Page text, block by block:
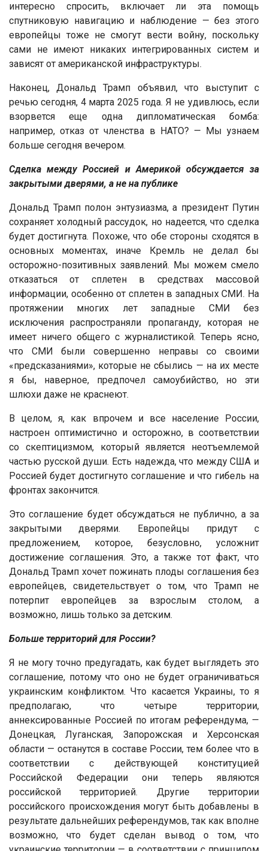
интересно спросить, включает ли эта помощь
спутниковую навигацию и наблюдение — без этого
европейцы тоже не смогут вести войну, поскольку
сами не имеют никаких интегрированных систем и
зависят от американской инфраструктуры.
Наконец, Дональд Трамп объявил, что выступит с
речью сегодня, 4 марта 2025 года. Я не удивлюсь, если
взорвется еще одна дипломатическая бомба:
например, отказ от членства в НАТО? — Мы узнаем
больше сегодня вечером.
Сделка между Россией и Америкой обсуждается за
закрытыми дверями, а не на публике
Дональд Трамп полон энтузиазма, а президент Путин
сохраняет холодный рассудок, но надеется, что сделка
будет достигнута. Похоже, что обе стороны сходятся в
основных моментах, иначе Кремль не делал бы
осторожно-позитивных заявлений. Мы можем смело
отказаться от сплетен в средствах массовой
информации, особенно от сплетен в западных СМИ. На
протяжении многих лет западные СМИ без
исключения распространяли пропаганду, которая не
имеет ничего общего с журналистикой. Теперь ясно,
что СМИ были совершенно неправы со своими
«предсказаниями», которые не сбылись — на их месте
я бы, наверное, предпочел самоубийство, но эти
шлюхи даже не краснеют.
В целом, я, как впрочем и все население России,
настроен оптимистично и осторожно, в соответствии
со скептицизмом, который является неотъемлемой
частью русской души. Есть надежда, что между США и
Россией будет достигнуто соглашение и что гибель на
фронтах закончится.
Это соглашение будет обсуждаться не публично, а за
закрытыми дверями. Европейцы придут с
предложением, которое, безусловно, усложнит
достижение соглашения. Это, а также тот факт, что
Дональд Трамп хочет пожинать плоды соглашения без
европейцев, свидетельствует о том, что Трамп не
потерпит европейцев за взрослым столом, а
возможно, лишь только за детским.
Больше территорий для России?
Я не могу точно предугадать, как будет выглядеть это
соглашение, потому что оно не будет ограничиваться
украинским конфликтом. Что касается Украины, то я
предполагаю, что четыре территории,
аннексированные Россией по итогам референдума, —
Донецкая, Луганская, Запорожская и Херсонская
области — останутся в составе России, тем более что в
соответствии с действующей конституцией
Российской Федерации они теперь являются
российской территорией. Другие территории
российского происхождения могут быть добавлены в
результате дальнейших референдумов, так как вполне
возможно, что будет сделан вывод о том, что